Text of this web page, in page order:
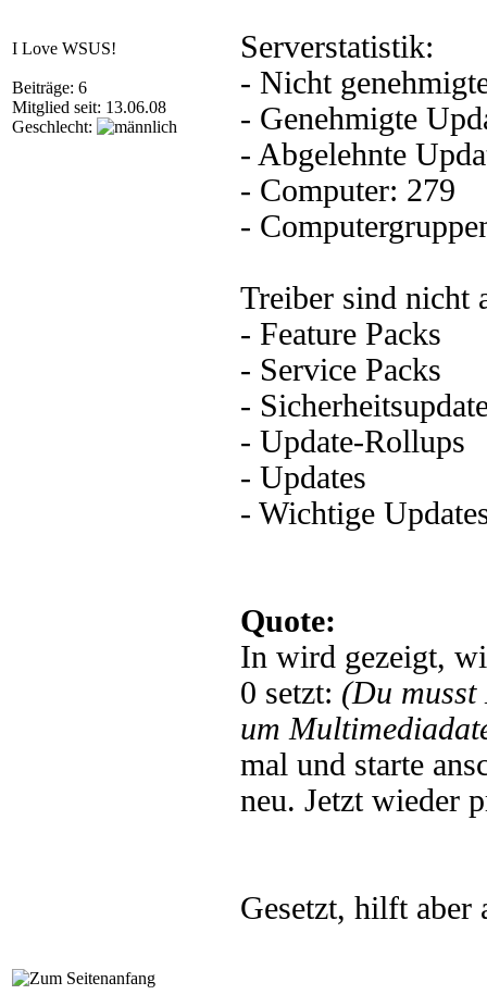
I Love WSUS!
Beiträge: 6
Mitglied seit: 13.06.08
Geschlecht:
Serverstatistik:
- Nicht
- Genehmigte
- Abgelehnte
- Computer: 279
-
Treiber sind nicht
- Feature Packs
- Service Packs
-
- Update-Rollups
- Updates
- Wichtige
Quote:
In wird gezeigt,
0 setzt: (Du
um
mal und starte
neu. Jetzt wieder
Gesetzt, hilft aber